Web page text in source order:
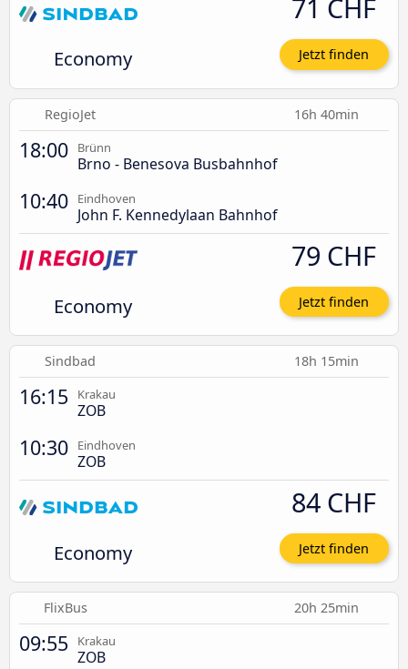
Economy
71 CHF
Jetzt finden
RegioJet 16h 40min
18:00 Brünn
Brno - Benesova Busbahnhof
10:40 Eindhoven
John F. Kennedylaan Bahnhof
Economy
79 CHF
Jetzt finden
Sindbad 18h 15min
16:15 Krakau
ZOB
10:30 Eindhoven
ZOB
Economy
84 CHF
Jetzt finden
FlixBus 20h 25min
09:55 Krakau
ZOB